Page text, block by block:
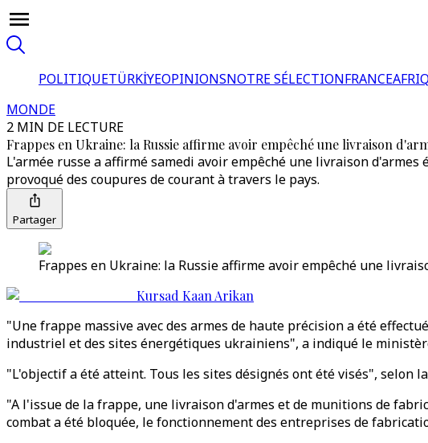
POLITIQUETÜRKİYEOPINIONSNOTRE SÉLECTIONFRANCE
MONDE
2 MIN DE LECTURE
Frappes en Ukraine: la Russie affirme avoir empêché une livraison
L'armée russe a affirmé samedi avoir empêché une livraison
provoqué des coupures de courant à travers le pays.
Partager
Frappes en Ukraine: la Russie affirme avoir empêché une
Kursad Kaan Arikan
"Une frappe massive avec des armes de haute précision a été
industriel et des sites énergétiques ukrainiens", a indiqué le
"L'objectif a été atteint. Tous les sites désignés ont été visés", selon
"A l'issue de la frappe, une livraison d'armes et de munitions de
combat a été bloquée, le fonctionnement des entreprises de